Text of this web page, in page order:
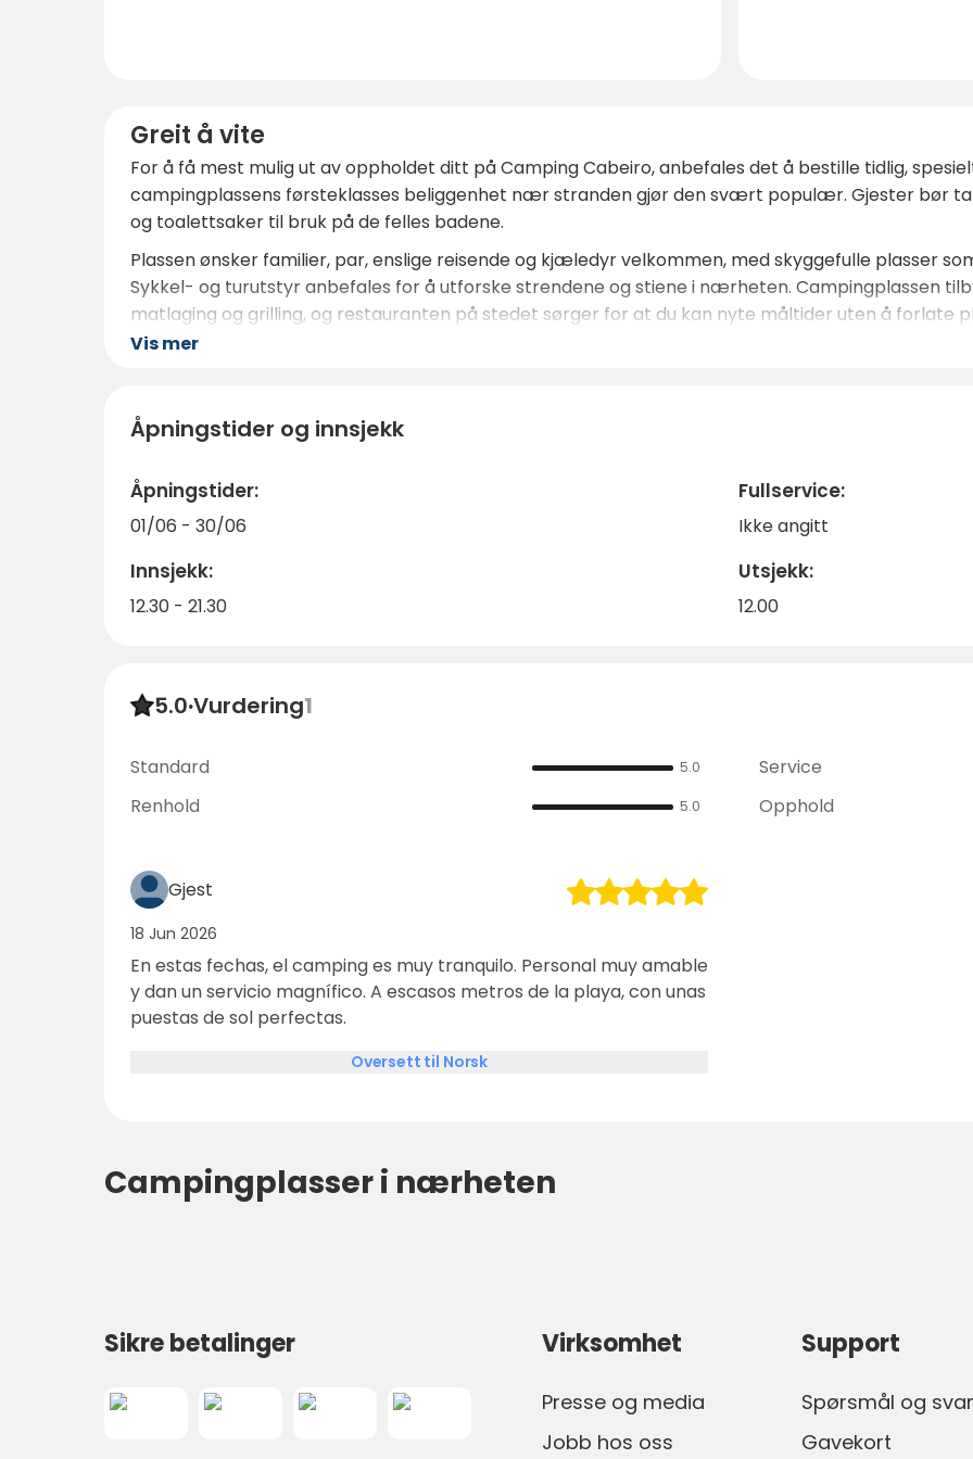
Greit å vite
For å få mest mulig ut av oppholdet ditt på Camping Cabeiro, anbefales det å bestille tidlig,
campingplassens førsteklasses beliggenhet nær stranden gjør den svært populær. Gjester bør
og toalettsaker til bruk på de felles badene.
Plassen ønsker familier, par, enslige reisende og kjæledyr velkommen, med skyggefulle plasser
Sykkel- og turutstyr anbefales for å utforske strendene og stiene i nærheten. Campingplassen
matlaging og grilling, og restauranten på stedet sørger for at du kan nyte måltider uten å forlate
Selv om mye av ferien kan tilbringes med den umiddelbare tilgangen til stranden, tilbyr den
opphold i Galicia. Tidlig bestilling anbefales på det sterkeste for å sikre deg den ideelle plassen på
Vis mer
Åpningstider og innsjekk
Åpningstider:
01/06 - 30/06
Fullservice:
Ikke angitt
Innsjekk:
12.30 - 21.30
Utsjekk:
12.00
5.0·Vurdering1
Standard 5.0 Service
Renhold 5.0 Opphold
Gjest
18 Jun 2026
En estas fechas, el camping es muy tranquilo. Personal muy amable
y dan un servicio magnífico. A escasos metros de la playa, con unas
puestas de sol perfectas.
Oversett til Norsk
Campingplasser i nærheten
Sikre betalinger Virksomhet
Presse og media
Jobb hos oss
Support
Spørsmål og svar
Gavekort